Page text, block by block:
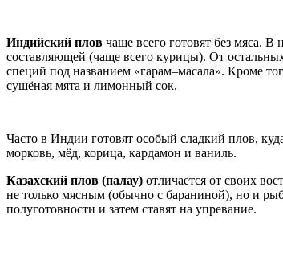
Индийский плов чаще всего готовят без мяса.
составляющей (чаще всего курицы). От
специй под названием «гарам–масала». Кроме
сушёная мята и лимонный сок.
Часто в Индии готовят особый сладкий плов,
морковь, мёд, корица, кардамон и ваниль.
Казахский плов (палау) отличается от своих
не только мясным (обычно с бараниной), но и
полуготовности и затем ставят на упревание.